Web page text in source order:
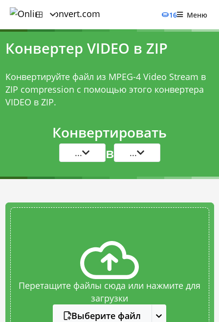
16 Меню
Конвертер VIDEO в ZIP
Конвертируйте файл из MPEG-4 Video Stream в
ZIP compression с помощью этого конвертера
VIDEO в ZIP.
Конвертировать
... в ...
Перетащите файлы сюда или нажмите для
загрузки
Выберите файл